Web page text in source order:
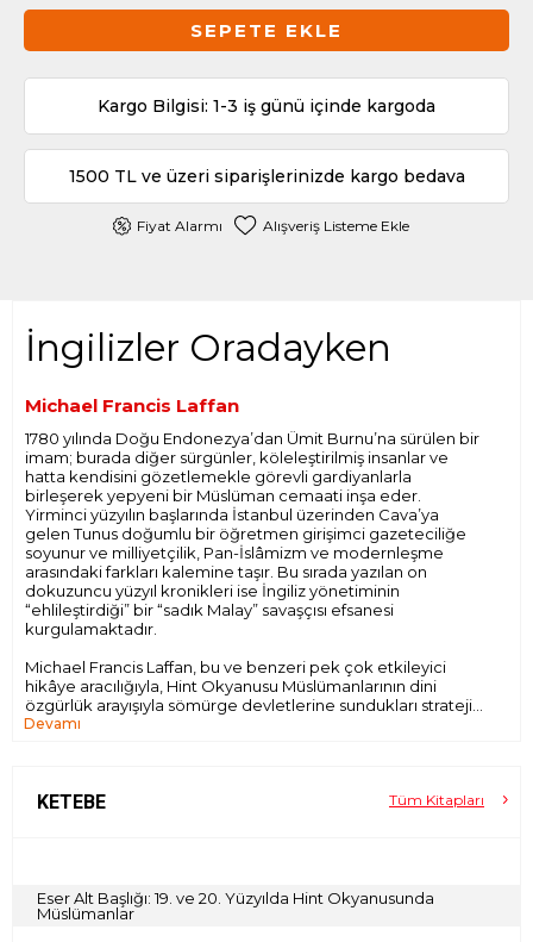
SEPETE EKLE
Kargo Bilgisi: 1-3 iş günü içinde kargoda
1500 TL ve üzeri siparişlerinizde kargo bedava
Fiyat Alarmı Alışveriş Listeme Ekle
İngilizler Oradayken
Michael Francis Laffan
1780 yılında Doğu Endonezya’dan Ümit Burnu’na sürülen bir
imam; burada diğer sürgünler, köleleştirilmiş insanlar ve
hatta kendisini gözetlemekle görevli gardiyanlarla
birleşerek yepyeni bir Müslüman cemaati inşa eder.
Yirminci yüzyılın başlarında İstanbul üzerinden Cava’ya
gelen Tunus doğumlu bir öğretmen girişimci gazeteciliğe
soyunur ve milliyetçilik, Pan-İslâmizm ve modernleşme
arasındaki farkları kalemine taşır. Bu sırada yazılan on
dokuzuncu yüzyıl kronikleri ise İngiliz yönetiminin
“ehlileştirdiği” bir “sadık Malay” savaşçısı efsanesi
kurgulamaktadır.
Michael Francis Laffan, bu ve benzeri pek çok etkileyici
hikâye aracılığıyla, Hint Okyanusu Müslümanlarının dini
özgürlük arayışıyla sömürge devletlerine sundukları stratejik
sadakati ve bir yandan da manevi birlik umuduyla yüzlerini
imparatorluk yapılarıyla kurulan temasları açığa çıkarıyor;
oradan da on dokuzuncu ve yirminci yüzyıllarda toplumsal
reformu hedefleyen milliyetçi ve kozmopolit hareketlerin
Devamı
KETEBE Tüm Kitapları
Eser Alt Başlığı: 19. ve 20. Yüzyılda Hint Okyanusunda
Müslümanlar